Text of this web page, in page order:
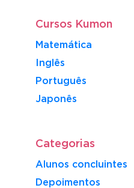
Cursos Kumon
Matemática
Inglês
Português
​Japonês
Categorias
Alunos concluintes
Depoimentos